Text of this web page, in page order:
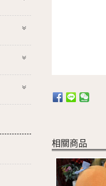
相關商品